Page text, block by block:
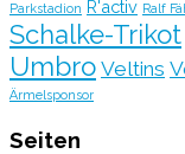
Parkstadion R'activ Ralf
Schalke-Trikot
Umbro Veltins
Ärmelsponsor
Seiten